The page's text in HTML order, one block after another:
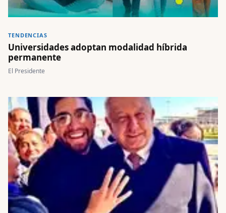
TENDENCIAS
Universidades adoptan modalidad híbrida
permanente
El Presidente